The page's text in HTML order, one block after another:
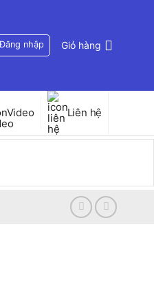
Đăng nhập Giỏ hàng
Video Liên hệ